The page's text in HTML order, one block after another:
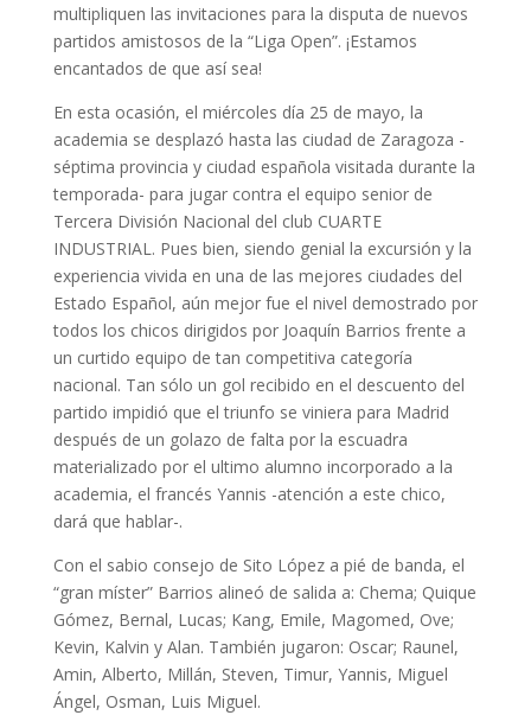
multipliquen las invitaciones para la disputa de nuevos
partidos amistosos de la “Liga Open”. ¡Estamos
encantados de que así sea!
En esta ocasión, el miércoles día 25 de mayo, la
academia se desplazó hasta las ciudad de Zaragoza -
séptima provincia y ciudad española visitada durante la
temporada- para jugar contra el equipo senior de
Tercera División Nacional del club CUARTE
INDUSTRIAL. Pues bien, siendo genial la excursión y la
experiencia vivida en una de las mejores ciudades del
Estado Español, aún mejor fue el nivel demostrado por
todos los chicos dirigidos por Joaquín Barrios frente a
un curtido equipo de tan competitiva categoría
nacional. Tan sólo un gol recibido en el descuento del
partido impidió que el triunfo se viniera para Madrid
después de un golazo de falta por la escuadra
materializado por el ultimo alumno incorporado a la
academia, el francés Yannis -atención a este chico,
dará que hablar-.
Con el sabio consejo de Sito López a pié de banda, el
“gran míster” Barrios alineó de salida a: Chema; Quique
Gómez, Bernal, Lucas; Kang, Emile, Magomed, Ove;
Kevin, Kalvin y Alan. También jugaron: Oscar; Raunel,
Amin, Alberto, Millán, Steven, Timur, Yannis, Miguel
Ángel, Osman, Luis Miguel.